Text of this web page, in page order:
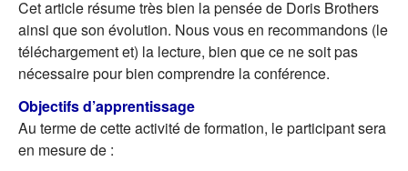
Cet article résume très bien la pensée de Doris Brothers
ainsi que son évolution. Nous vous en recommandons (le
téléchargement et) la lecture, bien que ce ne soit pas
nécessaire pour bien comprendre la conférence.
Objectifs d’apprentissage
Au terme de cette activité de formation, le participant sera
en mesure de :